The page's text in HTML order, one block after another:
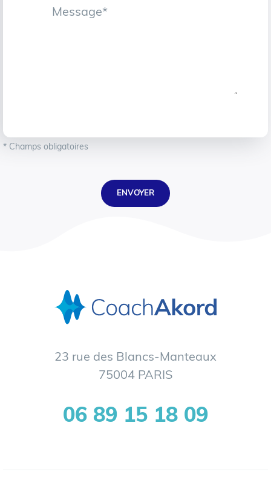
* Champs obligatoires
ENVOYER
23 rue des Blancs-Manteaux
75004 PARIS
06 89 15 18 09